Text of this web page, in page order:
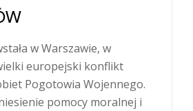
w Warszawie, w
europejski konflikt
Pogotowia Wojennego.
pomocy moralnej i